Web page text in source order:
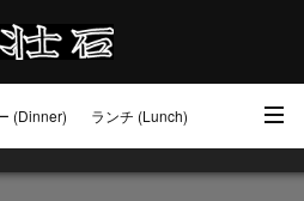
(Dinner) ランチ (Lunch)
ワイン (Wine) お土産 (Go to)